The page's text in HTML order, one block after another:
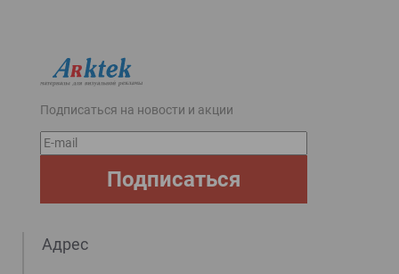
Подписаться на новости и акции
E-
mail
Подписаться
Адрес